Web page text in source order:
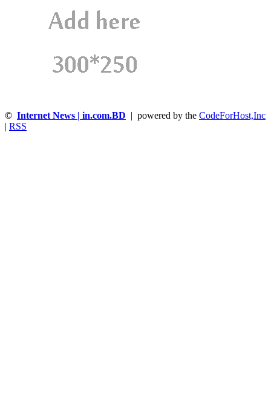
© Internet News | in.com.BD | powered by the CodeForHost,Inc
| RSS